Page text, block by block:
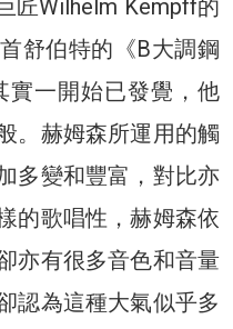
匠Wilhelm Kempff的
舒伯特的《B大調鋼
實一開始已發覺，他
。赫姆森所運用的觸
多變和豐富，對比亦
的歌唱性，赫姆森依
亦有很多音色和音量
認為這種大氣似乎多